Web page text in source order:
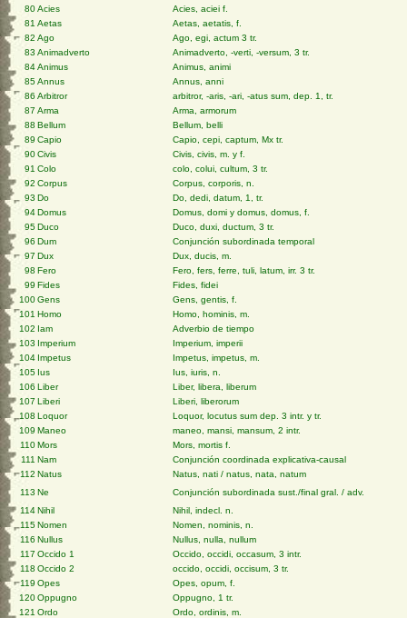
80Acies
Acies, aciei f.
81 Aetas
Aetas, aetatis, f.
82 Ago
Ago, egi, actum 3 tr.
83 Animadverto
Animadverto, -verti, -versum, 3 tr.
84Animus
Animus, animi
85Annus
Annus, anni
86 Arbitror
arbitror, -aris, -ari, -atus sum, dep. 1, tr.
87 Arma
Arma, armorum
88 Bellum
Bellum, belli
89 Capio
Capio, cepi, captum, Mx tr.
90Civis
Civis, civis, m. y f.
91 Colo
colo, colui, cultum, 3 tr.
92 Corpus
Corpus, corporis, n.
93 Do
Do, dedi, datum, 1, tr.
94Domus
Domus, domi y domus, domus, f.
95Duco
Duco, duxi, ductum, 3 tr.
96 Dum
Conjunción subordinada temporal
97 Dux
Dux, ducis, m.
98 Fero
Fero, fers, ferre, tuli, latum, irr. 3 tr.
99 Fides
Fides, fidei
100Gens
Gens, gentis, f.
101 Homo
Homo, hominis, m.
102 Iam
Adverbio de tiempo
103 Imperium
Imperium, imperii
104 Impetus
Impetus, impetus, m.
105 Ius
Ius, iuris, n.
106 Liber
Liber, libera, liberum
107 Liberi
Liberi, liberorum
108 Loquor
Loquor, locutus sum dep. 3 intr. y tr.
109 Maneo
maneo, mansi, mansum, 2 intr.
110Mors
Mors, mortis f.
111 Nam
Conjunción coordinada explicativa-causal
112 Natus
Natus, nati / natus, nata, natum
113 Ne
Conjunción subordinada sust./final gral. / adv.
114Nihil
Nihil, indecl. n.
115Nomen
Nomen, nominis, n.
116 Nullus
Nullus, nulla, nullum
117 Occido 1
Occido, occidi, occasum, 3 intr.
118 Occido 2
occido, occidi, occisum, 3 tr.
119 Opes
Opes, opum, f.
120Oppugno
Oppugno, 1 tr.
121 Ordo
Ordo, ordinis, m.